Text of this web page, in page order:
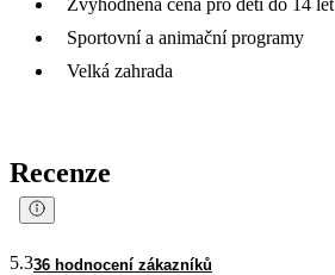
Sportovní a animační programy
Velká zahrada
Recenze
5.336 hodnocení zákazníků